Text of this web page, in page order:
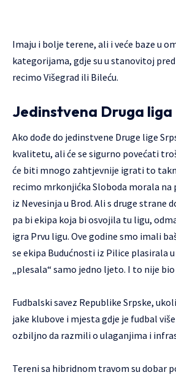
Imaju i bolje terene, ali i veće baze u
kategorijama, gdje su u stanovitoj
recimo Višegrad ili Bileću.
Jedinstvena Druga liga
Ako dođe do jedinstvene Druge lige
kvalitetu, ali će se sigurno povećati
će biti mnogo zahtjevnije igrati to
recimo mrkonjićka Sloboda morala na
iz Nevesinja u Brod. Ali s druge strane
pa bi ekipa koja bi osvojila tu ligu,
igra Prvu ligu. Ove godine smo imali
se ekipa Budućnosti iz Pilice plasirala
„plesala“ samo jedno ljeto. I to nije
Fudbalski savez Republike Srpske,
jake klubove i mjesta gdje je fudbal
ozbiljno da razmili o ulaganjima i
Tereni sa hibridnom travom su dobar